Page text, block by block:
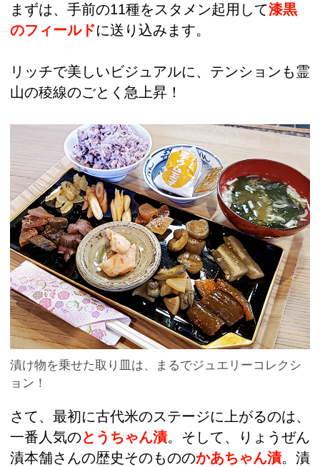
まずは、手前の11種をスタメン起用して漆黒
のフィールドに送り込みます。
リッチで美しいビジュアルに、テンションも霊
山の稜線のごとく急上昇！
漬け物を乗せた取り皿は、まるでジュエリーコレクシ
ョン！
さて、最初に古代米のステージに上がるのは、
一番人気のとうちゃん漬。そして、りょうぜん
漬本舗さんの歴史そのもののかあちゃん漬。漬